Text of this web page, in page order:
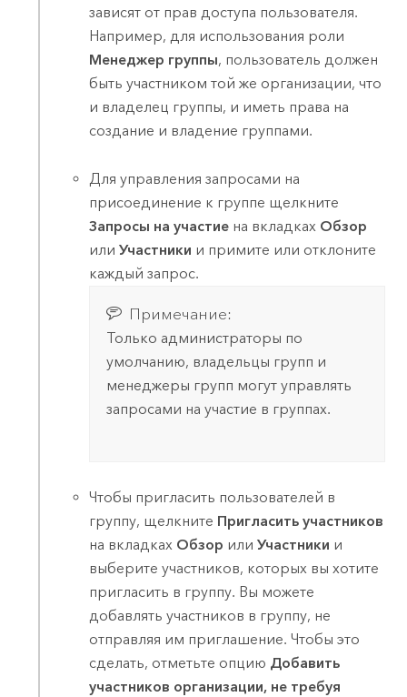
зависят от прав доступа пользователя.
Например, для использования роли
Менеджер группы, пользователь должен
быть участником той же организации, что
и владелец группы, и иметь права на
создание и владение группами.
Для управления запросами на
присоединение к группе щелкните
Запросы на участие на вкладках Обзор
илиУчастники и примите или отклоните
каждый запрос.
Примечание:
Только администраторы по
умолчанию, владельцы групп и
менеджеры групп могут управлять
запросами на участие в группах.
Чтобы пригласить пользователей в
группу, щелкните Пригласить участников
на вкладках Обзор илиУчастники и
выберите участников, которых вы хотите
пригласить в группу. Вы можете
добавлять участников в группу, не
отправляя им приглашение. Чтобы это
сделать, отметьте опцию Добавить
участников организации, не требуя